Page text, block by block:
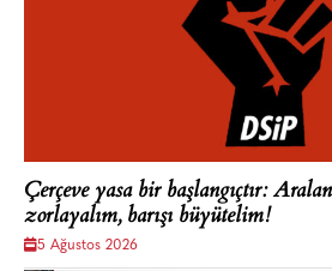
Çerçeve yasa bir başlangıçtır:
zorlayalım, barışı büyütelim!
5 Ağustos 2026